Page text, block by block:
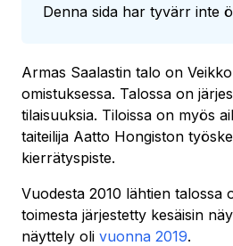
Denna sida har tyvärr inte
Armas Saalastin talo on
omistuksessa. Talossa on
tilaisuuksia. Tiloissa on myös
taiteilija Aatto Hongiston
kierrätyspiste.
Vuodesta 2010 lähtien talossa
toimesta järjestetty kesäisin
näyttely oli vuonna 2019.